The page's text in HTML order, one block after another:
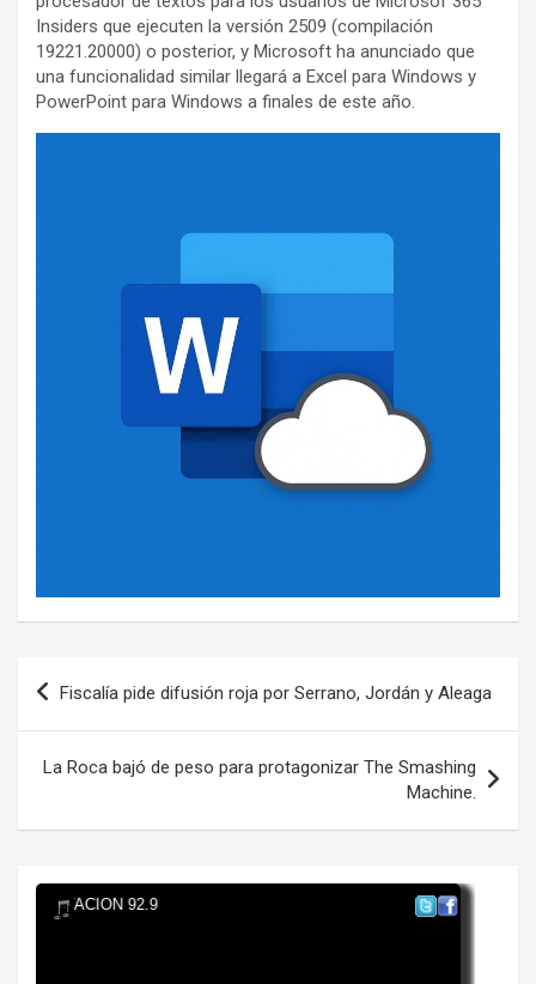
Insiders que ejecuten la versión 2509 (compilación
19221.20000) o posterior, y Microsoft ha anunciado que
una funcionalidad similar llegará a Excel para Windows y
PowerPoint para Windows a finales de este año.
Navegación
entradas
Fiscalía pide difusión roja por Serrano, Jordán y Aleaga
La Roca bajó de peso para protagonizar The Smashing
Machine.